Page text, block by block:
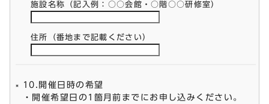
施設名称（記入例：○○会館・○階○○研修室）
住所（番地まで記載ください）
10.開催日時の希望
・開催希望日の1箇月前までにお申し込みください。